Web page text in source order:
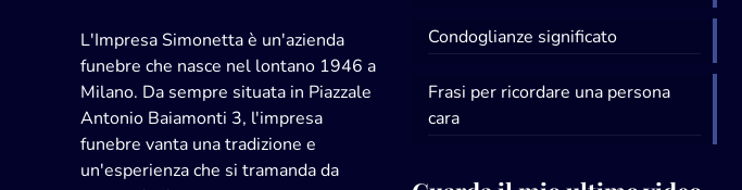
L'Impresa Simonetta è un'azienda
funebre che nasce nel lontano 1946 a
Milano. Da sempre situata in Piazzale
Antonio Baiamonti 3, l'impresa
funebre vanta una tradizione e
un'esperienza che si tramanda da
Condoglianze significato
Frasi per ricordare una persona
cara